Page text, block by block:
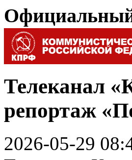
Телеканал
репортаж
2026-05-29